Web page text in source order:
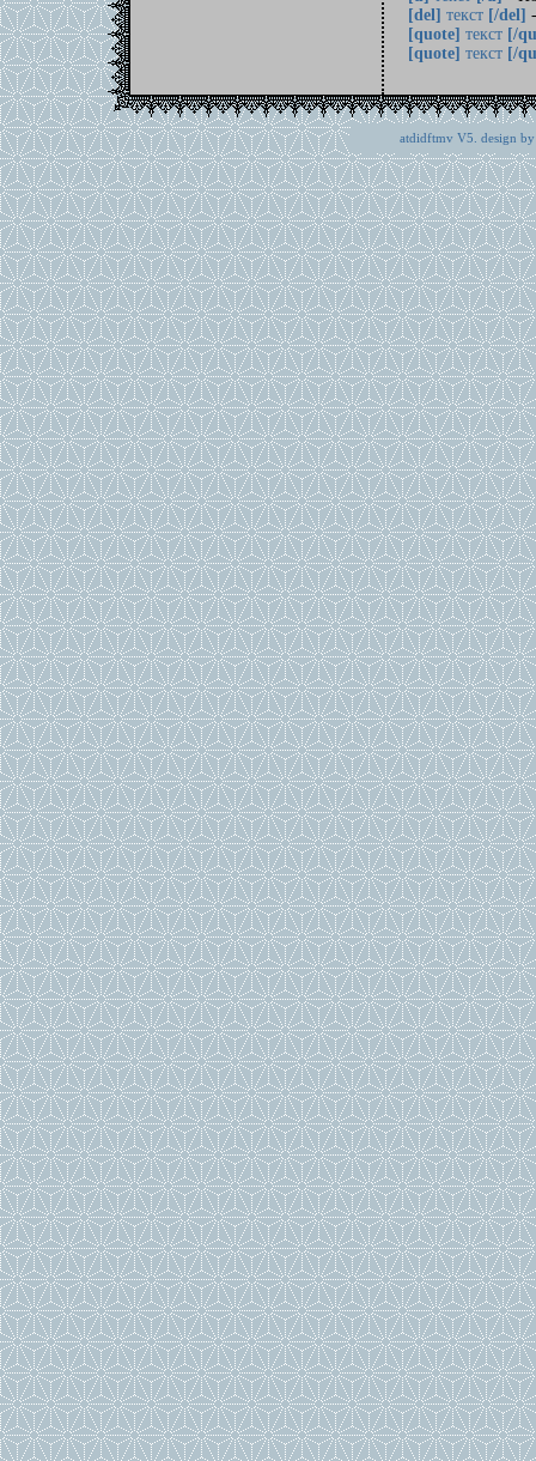
[del] текст [/del]
[quote] текст [/
[quote] текст [/
atdidftmv V5. design